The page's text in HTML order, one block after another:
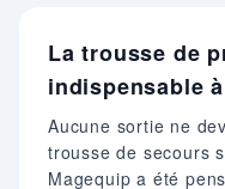
La trousse de
indispensable
Aucune sortie ne
trousse de secours
Magequip a été